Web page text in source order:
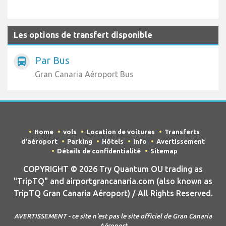
Les options de transfert disponible
directions_bus Par Bus
Gran Canaria Aéroport Bus
Home vols Location de voitures
Transferts
d'aéroport
Parking Hôtels Info
Avertissement
Détails de confidentialité
Sitemap
COPYRIGHT © 2026 Try Quantum OU trading as
"TripTQ" and airportgrancanaria.com (also known as
TripTQ Gran Canaria Aéroport) / All Rights Reserved.
AVERTISSEMENT - ce site n'est pas le site officiel de Gran Canaria